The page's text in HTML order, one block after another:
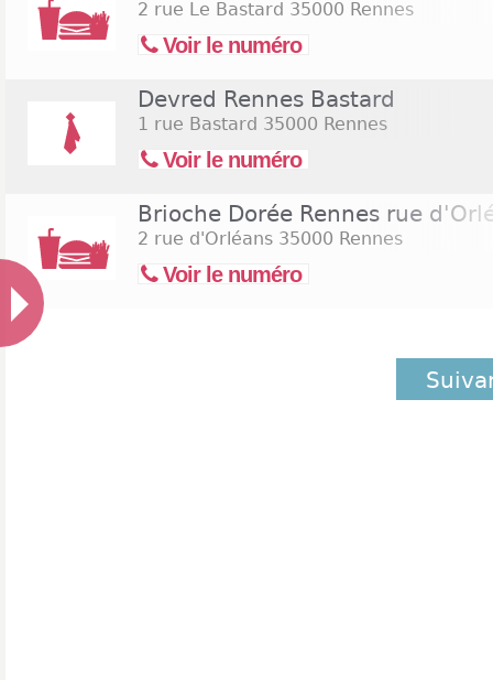
2 rue Le Bastard 35000 Rennes
Voir le numéro
Devred Rennes Bastard
1 rue Bastard 35000 Rennes
Voir le numéro
Brioche Dorée Rennes rue
2 rue d'Orléans 35000 Rennes
Voir le numéro